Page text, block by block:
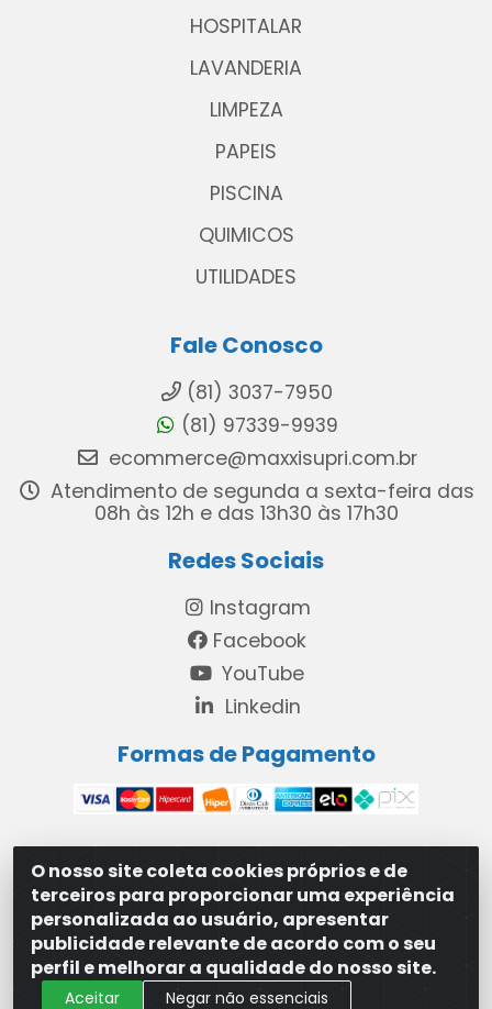
O nosso site coleta cookies próprios e de
terceiros para proporcionar uma experiência
personalizada ao usuário, apresentar
publicidade relevante de acordo com o seu
perfil e melhorar a qualidade do nosso site.
Aceitar Negar não essenciais
HOSPITALAR
LAVANDERIA
LIMPEZA
PAPEIS
PISCINA
QUIMICOS
UTILIDADES
Fale Conosco
(81) 3037-7950
(81) 97339-9939
ecommerce@maxxisupri.com.br
Atendimento de segunda a sexta-feira das
08h às 12h e das 13h30 às 17h30
Redes Sociais
Instagram
Facebook
YouTube
Linkedin
Formas de Pagamento
MAXXISUPRI COMÉRCIO DE SANEANTES LTDA - Avenida
Antônio Cabral de Souza, 2872 - Maranguape II -
Paulista/PE - CEP 53.421-420 - 31.329.180/0001-83